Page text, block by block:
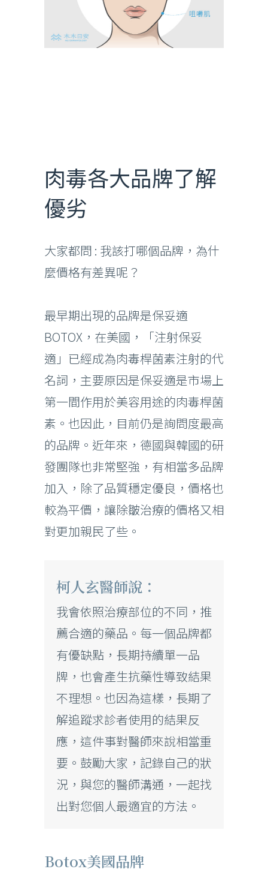
肉毒各大品牌了解
優劣
大家都問 : 我該打哪個品牌，為什
麼價格有差異呢？
最早期出現的品牌是保妥適
BOTOX，在美國，「注射保妥
適」已經成為肉毒桿菌素注射的代
名詞，主要原因是保妥適是市場上
第一間作用於美容用途的肉毒桿菌
素。也因此，目前仍是詢問度最高
的品牌。近年來，德國與韓國的研
發團隊也非常堅強，有相當多品牌
加入，除了品質穩定優良，價格也
較為平價，讓除皺治療的價格又相
對更加親民了些。
柯人玄醫師說：
我會依照治療部位的不同，推
薦合適的藥品。每一個品牌都
有優缺點，長期持續單一品
牌，也會產生抗藥性導致結果
不理想。也因為這樣，長期了
解追蹤求診者使用的結果反
應，這件事對醫師來說相當重
要。鼓勵大家，記錄自己的狀
況，與您的醫師溝通，一起找
出對您個人最適宜的方法。
Botox美國品牌